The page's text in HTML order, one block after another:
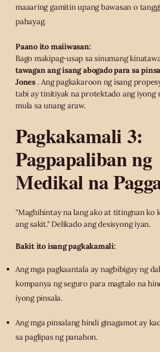
maaaring gamitin upang bawasan o
pahayag.
Paano ito maiiwasan:
Bago makipag-usap sa sinumang
tawagan ang isang abogado para sa
Jones. Ang pagkakaroon ng isang
tabi ay tinitiyak na protektado ang iyong
mula sa unang araw.
Pagkakamali 3:
Pagpapaliban ng
Medikal na
"Maghihintay na lang ako at titingnan ko
ang sakit." Delikado ang desisyong iyan.
Bakit ito isang pagkakamali:
Ang mga pagkaantala ay nagbibigay ng
kompanya ng seguro para magtalo na
iyong pinsala.
Ang mga pinsalang hindi ginagamot ay
sa paglipas ng panahon.